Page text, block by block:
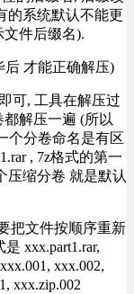
的系统默认不能更
件后缀名).
后 才能正确解压)
可, 工具在解压过
解压一遍 (所以
个分卷命名是有区
, 7z格式的第一
压缩分卷 就是默认
把文件按顺序重新
xxx.part1.rar,
xxx.002,
xxx.zip.002